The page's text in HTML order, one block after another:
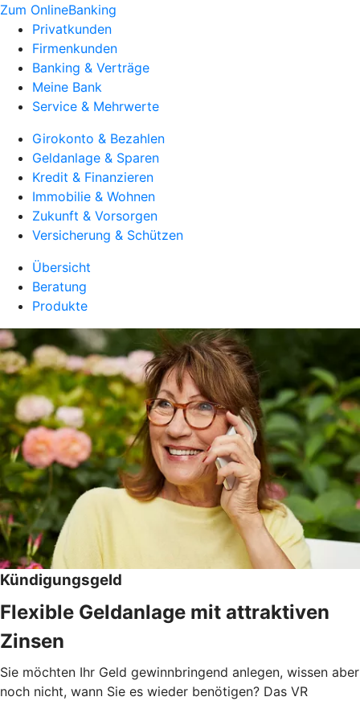
Zum OnlineBanking
Privatkunden
Firmenkunden
Banking & Verträge
Meine Bank
Service & Mehrwerte
Girokonto & Bezahlen
Geldanlage & Sparen
Kredit & Finanzieren
Immobilie & Wohnen
Zukunft & Vorsorgen
Versicherung & Schützen
Übersicht
Beratung
Produkte
Kündigungsgeld
Flexible Geldanlage mit attraktiven
Zinsen
Sie möchten Ihr Geld gewinnbringend anlegen, wissen aber
noch nicht, wann Sie es wieder benötigen? Das VR